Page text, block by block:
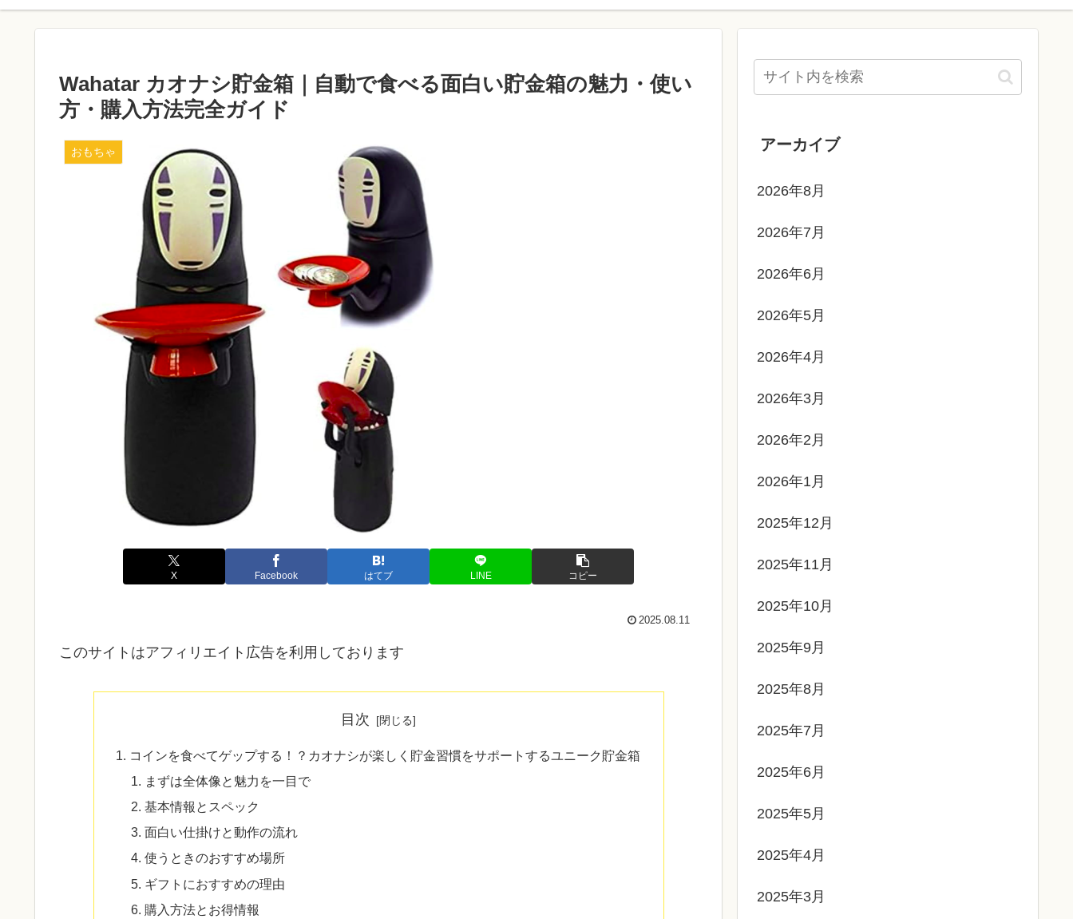
Wahatar カオナシ貯金箱｜自動で食べる面白い貯金箱の魅力・使い
方・購入方法完全ガイド
おもちゃ
X Facebook はてブ LINE コピー
2025.08.11
このサイトはアフィリエイト広告を利用しております
目次
コインを食べてゲップする！？カオナシが楽しく貯金習慣をサポートするユニーク貯金箱
まずは全体像と魅力を一目で
基本情報とスペック
面白い仕掛けと動作の流れ
使うときのおすすめ場所
ギフトにおすすめの理由
購入方法とお得情報
アーカイブ
2026年8月
2026年7月
2026年6月
2026年5月
2026年4月
2026年3月
2026年2月
2026年1月
2025年12月
2025年11月
2025年10月
2025年9月
2025年8月
2025年7月
2025年6月
2025年5月
2025年4月
2025年3月